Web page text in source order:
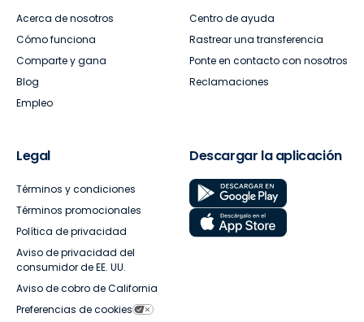
Acerca de nosotros
Cómo funciona
Comparte y gana
Blog
Empleo
Centro de ayuda
Rastrear una transferencia
Ponte en contacto con nosotros
Reclamaciones
Legal
Términos y condiciones
Términos promocionales
Política de privacidad
Aviso de privacidad del
consumidor de EE. UU.
Aviso de cobro de California
Preferencias de cookies
Descargar la aplicación